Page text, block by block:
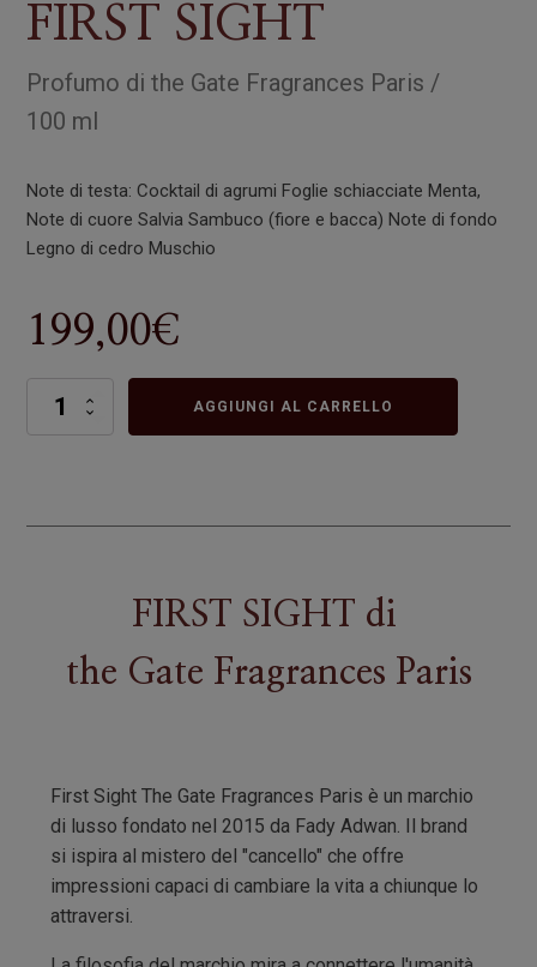
FIRST SIGHT
Profumo dithe Gate Fragrances Paris /
100 ml
Note di testa: Cocktail di agrumi Foglie schiacciate Menta,
Note di cuore Salvia Sambuco (fiore e bacca) Note di fondo
Legno di cedro Muschio
199,00€
FIRST
AGGIUNGI AL CARRELLO
FIRST SIGHT di
the Gate Fragrances Paris
First Sight The Gate Fragrances Paris è un marchio
di lusso fondato nel 2015 da Fady Adwan. Il brand
si ispira al mistero del "cancello" che offre
impressioni capaci di cambiare la vita a chiunque lo
attraversi.